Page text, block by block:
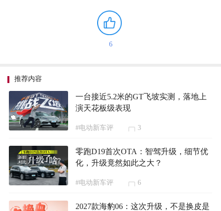
6
推荐内容
一台接近5.2米的GT飞坡实测，落地上
演天花板级表现
#电动新车评 3
零跑D19首次OTA：智驾升级，细节优
化，升级竟然如此之大？
#电动新车评 6
2027款海豹06：这次升级，不是换皮是